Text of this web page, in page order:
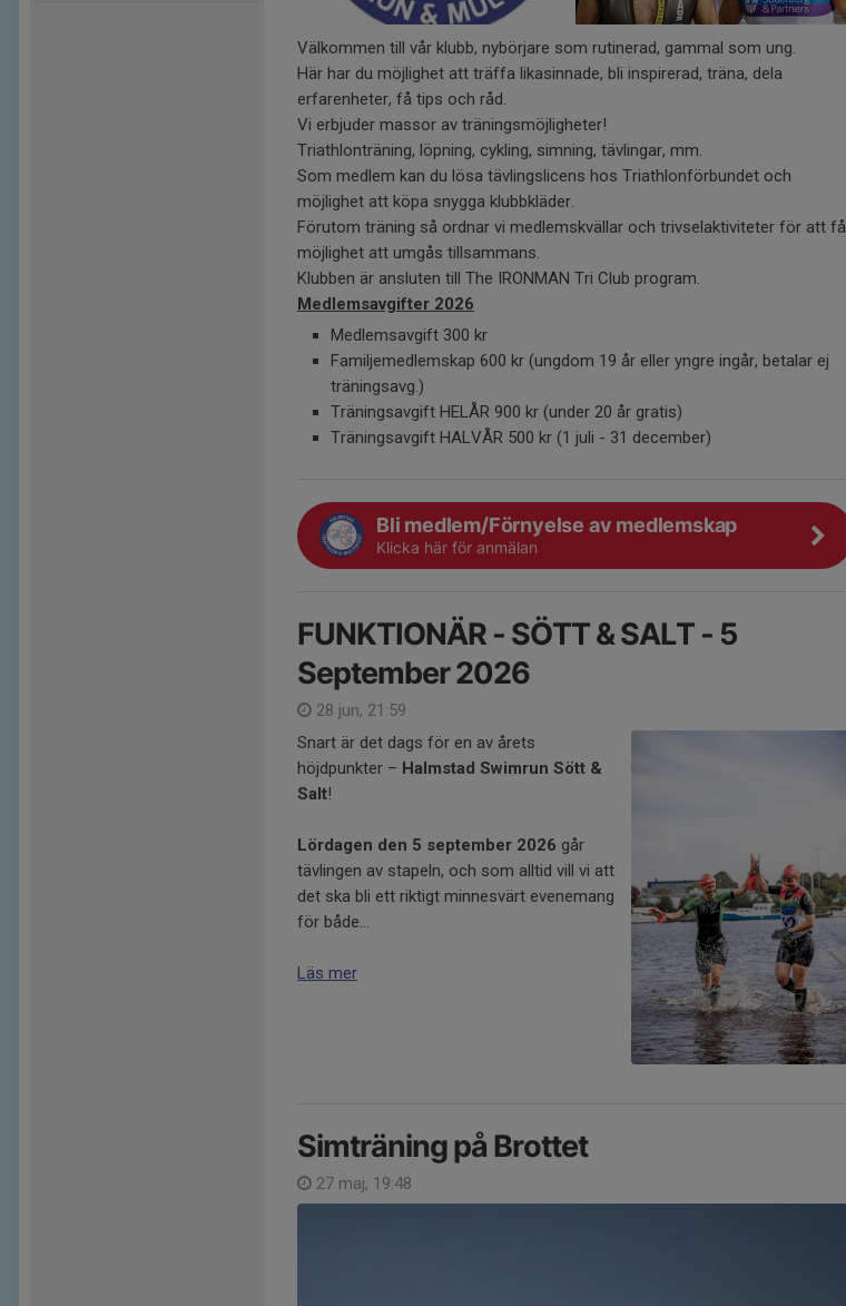
Välkommen till vår klubb, nybörjare som rutinerad, gammal som ung.
Här har du möjlighet att träffa likasinnade, bli inspirerad, träna, dela
erfarenheter, få tips och råd.
Vi erbjuder massor av träningsmöjligheter!
Triathlonträning, löpning, cykling, simning, tävlingar, mm.
Som medlem kan du lösa tävlingslicens hos Triathlonförbundet och
möjlighet att köpa snygga klubbkläder.
Förutom träning så ordnar vi medlemskvällar och trivselaktiviteter för att få
möjlighet att umgås tillsammans.
Klubben är ansluten till The IRONMAN Tri Club program.
Medlemsavgifter 2026
Medlemsavgift 300 kr
Familjemedlemskap 600 kr (ungdom 19 år eller yngre ingår, betalar ej
träningsavg.)
Träningsavgift HELÅR 900 kr (under 20 år gratis)
Träningsavgift HALVÅR 500 kr (1 juli - 31 december)
Bli medlem/Förnyelse av medlemskap
Klicka här för anmälan
FUNKTIONÄR - SÖTT & SALT - 5
September 2026
28 jun, 21:59
Snart är det dags för en av årets
höjdpunkter – Halmstad Swimrun Sött &
Salt!
Lördagen den 5 september 2026 går
tävlingen av stapeln, och som alltid vill vi att
det ska bli ett riktigt minnesvärt evenemang
för både...
Läs mer
Simträning på Brottet
27 maj, 19:48